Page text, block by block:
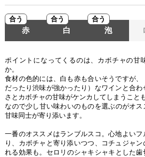
合う
赤
合う
白
合う
泡
ポイントになってくるのは、カボチャの甘
か。
食材の色的には、白も赤も合いそうですが、
だったり渋味が強かったり）なワインと合
さとカボチャの甘味がケンカしてしまうことも
なので少し甘い味わいのものを選ぶのがオス
甘味同士が寄り添います。
一番のオススメはランブルスコ。心地よい
り、カボチャと寄り添いつつ、コチュジャン
れる効果も。 セロリのシャキシャキとした